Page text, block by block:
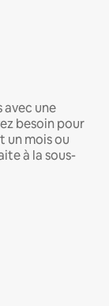
une
besoin pour
un mois ou
à la sous-